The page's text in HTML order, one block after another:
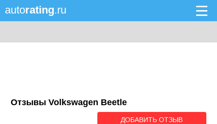
autorating.ru
Отзывы Volkswagen Beetle
ДОБАВИТЬ ОТЗЫВ